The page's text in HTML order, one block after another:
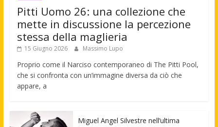
Pitti Uomo 26: una collezione che
mette in discussione la percezione
stessa della maglieria
15 Giugno 2026 Massimo Lupo
Proprio come il Narciso contemporaneo di The Pitti Pool,
che si confronta con un’immagine diversa da ciò che
appare, a
Miguel Angel Silvestre nell’ultima